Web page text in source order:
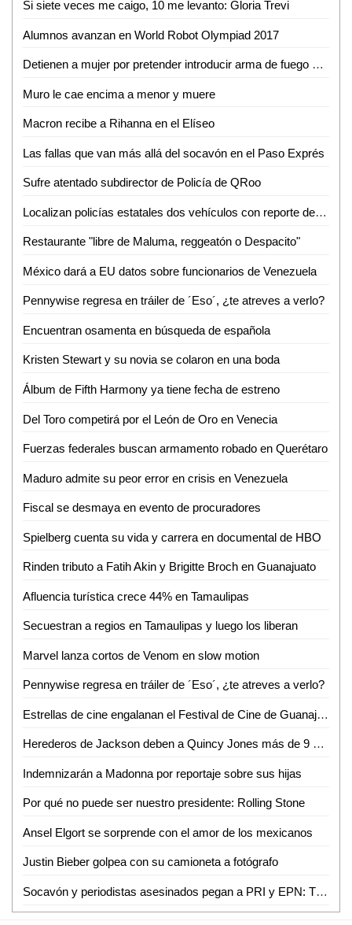
Si siete veces me caigo, 10 me levanto: Gloria Trevi
Alumnos avanzan en World Robot Olympiad 2017
Detienen a mujer por pretender introducir arma de fuego a Feria Regional
Muro le cae encima a menor y muere
Macron recibe a Rihanna en el Elíseo
Las fallas que van más allá del socavón en el Paso Exprés
Sufre atentado subdirector de Policía de QRoo
Localizan policías estatales dos vehículos con reporte de robo
Restaurante "libre de Maluma, reggeatón o Despacito"
México dará a EU datos sobre funcionarios de Venezuela
Pennywise regresa en tráiler de ´Eso´, ¿te atreves a verlo?
Encuentran osamenta en búsqueda de española
Kristen Stewart y su novia se colaron en una boda
Álbum de Fifth Harmony ya tiene fecha de estreno
Del Toro competirá por el León de Oro en Venecia
Fuerzas federales buscan armamento robado en Querétaro
Maduro admite su peor error en crisis en Venezuela
Fiscal se desmaya en evento de procuradores
Spielberg cuenta su vida y carrera en documental de HBO
Rinden tributo a Fatih Akin y Brigitte Broch en Guanajuato
Afluencia turística crece 44% en Tamaulipas
Secuestran a regios en Tamaulipas y luego los liberan
Marvel lanza cortos de Venom en slow motion
Pennywise regresa en tráiler de ´Eso´, ¿te atreves a verlo?
Estrellas de cine engalanan el Festival de Cine de Guanajuato
Herederos de Jackson deben a Quincy Jones más de 9 mdd
Indemnizarán a Madonna por reportaje sobre sus hijas
Por qué no puede ser nuestro presidente: Rolling Stone
Ansel Elgort se sorprende con el amor de los mexicanos
Justin Bieber golpea con su camioneta a fotógrafo
Socavón y periodistas asesinados pegan a PRI y EPN: TWP